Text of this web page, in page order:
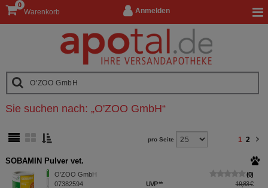
Anmelden
Warenkorb
0
Sie suchen nach: „O'ZOO GmbH“
pro Seite 1 2
SOBAMIN Pulver vet.
O'ZOO GmbH
07382594
0
UVP** 19,83 €